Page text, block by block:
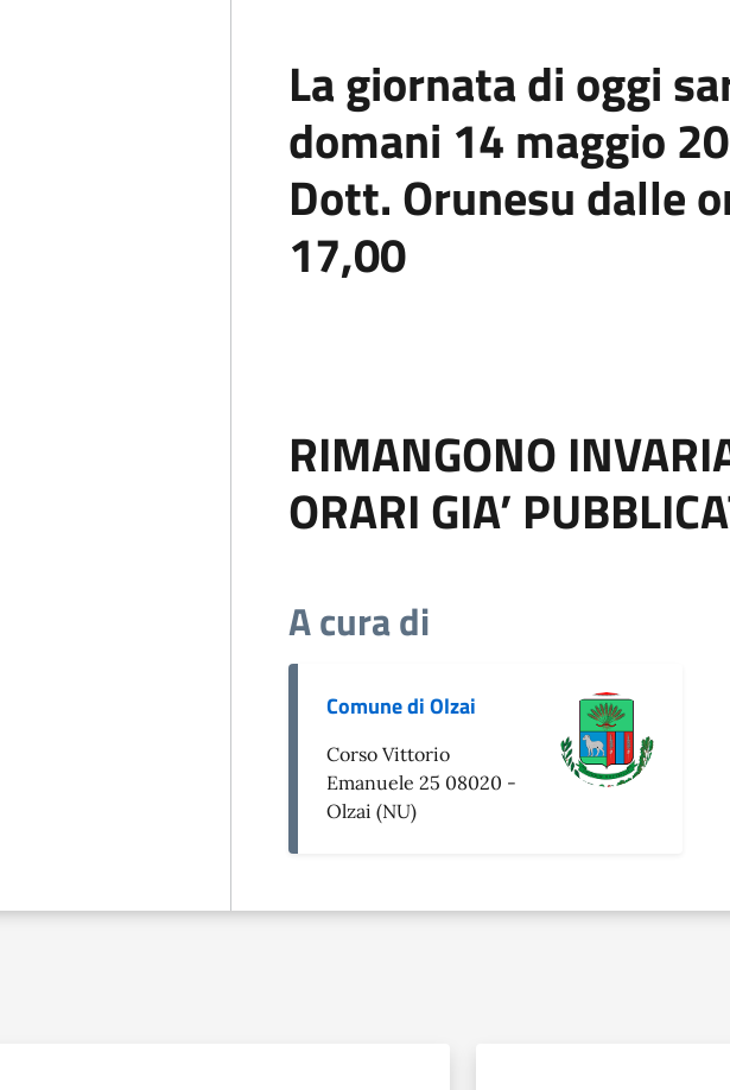
La giornata di oggi
domani 14 maggio
Dott. Orunesu dalle
17,00
RIMANGONO
ORARI GIA’
A cura di
Comune di Olzai
Corso Vittorio
Emanuele 25 08020 -
Olzai (NU)